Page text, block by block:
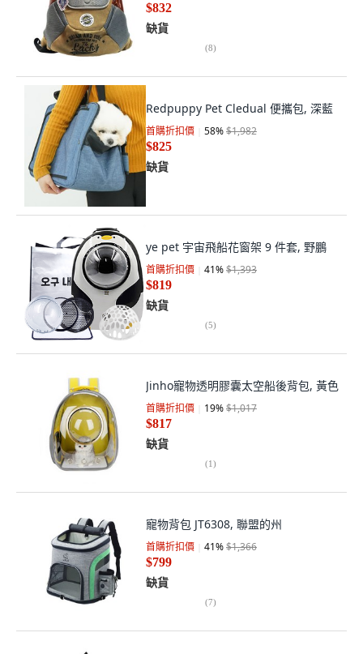
$832
缺貨
(8)
Redpuppy Pet Cledual 便攜包, 深藍
首購折扣價 58%$1,982
$825
缺貨
ye pet 宇宙飛船花窗架 9 件套, 野鵬
首購折扣價 41%$1,393
$819
缺貨
(5)
Jinho寵物透明膠囊太空船後背包, 黃色
首購折扣價 19%$1,017
$817
缺貨
(1)
寵物背包 JT6308, 聯盟的州
首購折扣價 41%$1,366
$799
缺貨
(7)